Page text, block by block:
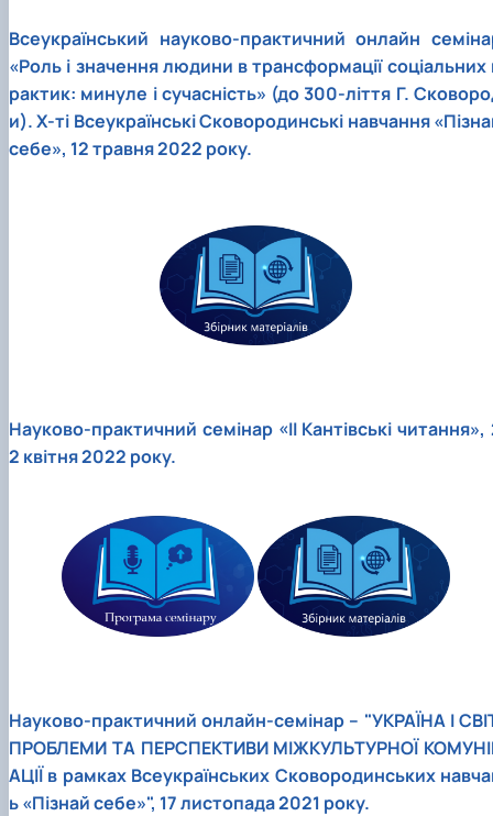
Всеукраїнський науково-практичний онлайн
«Роль і значення людини в трансформації соціальних
рактик: минуле і сучасність» (до 300-ліття Г.
и). Х-ті Всеукраїнські Сковородинські навчання
себе», 12 травня 2022 року.
Науково-практичний семінар «ІІ Кантівські читання»,
2 квітня 2022 року.
Науково-практичний онлайн-семінар – "УКРАЇНА І
ПРОБЛЕМИ ТА ПЕРСПЕКТИВИ МІЖКУЛЬТУРНОЇ
АЦІЇ в рамках Всеукраїнських Сковородинських
ь «Пізнай себе»", 17 листопада 2021 року.